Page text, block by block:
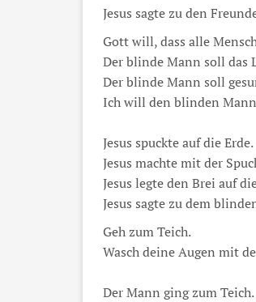
Jesus sagte zu den
Gott will, dass alle
Der blinde Mann soll das
Der blinde Mann soll
Ich will den blinden
Jesus spuckte auf die Erde.
Jesus machte mit der
Jesus legte den Brei auf
Jesus sagte zu dem
Geh zum Teich.
Wasch deine Augen mit
Der Mann ging zum Teich.